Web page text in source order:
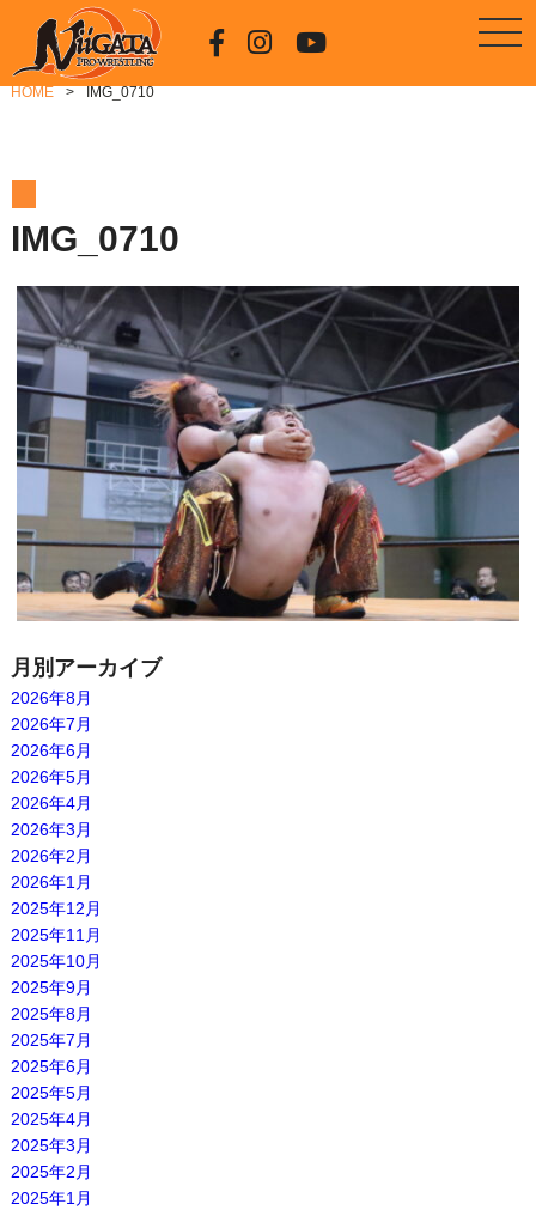
HOME IMG_0710
IMG_0710
月別アーカイブ
2026年8月
2026年7月
2026年6月
2026年5月
2026年4月
2026年3月
2026年2月
2026年1月
2025年12月
2025年11月
2025年10月
2025年9月
2025年8月
2025年7月
2025年6月
2025年5月
2025年4月
2025年3月
2025年2月
2025年1月